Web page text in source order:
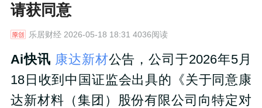
请获同意
乐居财经2026-05-18 18:31 4036阅读
Ai快讯 康达新材公告，公司于2026年5月
18日收到中国证监会出具的《关于同意康
达新材料（集团）股份有限公司向特定对